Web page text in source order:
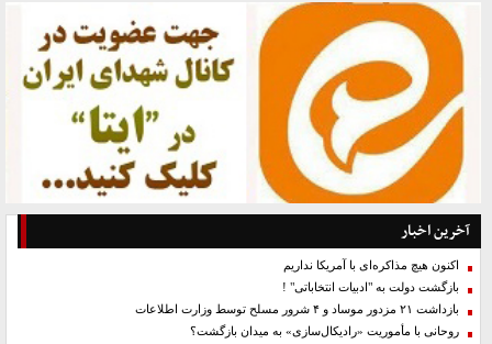
آخرین اخبار
اکنون هیچ مذاکره‌ای با آمریکا نداریم
بازگشت دولت به "ادبیات انتخاباتی" !
بازداشت ۲۱ مزدور موساد و ۴ شرور مسلح توسط وزارت اطلاعات
روحانی با مأموریت «رادیکال‌سازی» به میدان بازگشت؟